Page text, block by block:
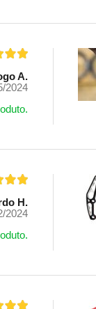
A.
2024
H.
2024